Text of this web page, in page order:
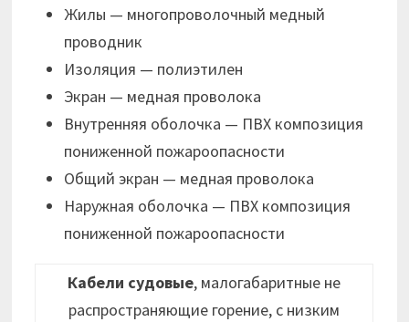
Жилы — многопроволочный медный
проводник
Изоляция — полиэтилен
Экран — медная проволока
Внутренняя оболочка — ПВХ композиция
пониженной пожароопасности
Общий экран — медная проволока
Наружная оболочка — ПВХ композиция
пониженной пожароопасности
Кабели судовые, малогабаритные не
распространяющие горение, с низким